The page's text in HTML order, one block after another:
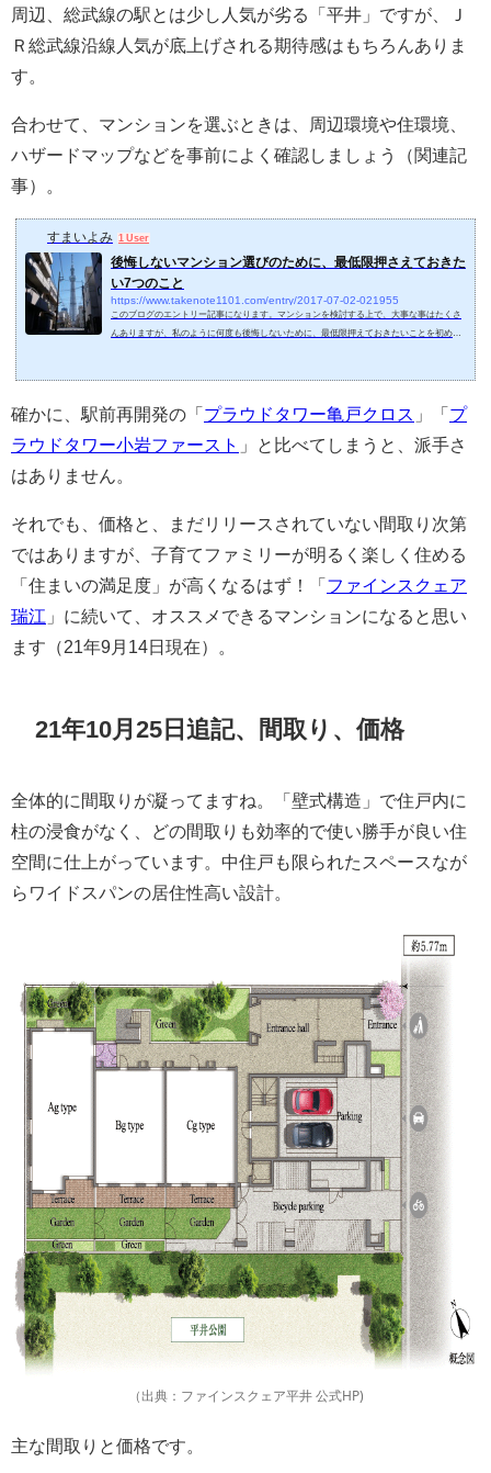
周辺、総武線の駅とは少し人気が劣る「平井」ですが、Ｊ
Ｒ総武線沿線人気が底上げされる期待感はもちろんありま
す。
合わせて、マンションを選ぶときは、周辺環境や住環境、
ハザードマップなどを事前によく確認しましょう（関連記
事）。
すまいよみ 1 User
後悔しないマンション選びのために、最低限押さえておきた
い7つのこと
https://www.takenote1101.com/entry/2017-07-02-021955
このブログのエントリー記事になります。マンションを検討する上で、大事な事はたくさ
んありますが、私のように何度も後悔しないために、最低限押えておきたいことを初めに
ョンを検討する人が第1に決めるべき事は、新築のモデルルーム訪問や中古物件を内見する
前に、明確な予...
確かに、駅前再開発の「 プラウドタワー亀戸クロス 」「 プ
ラウドタワー小岩ファースト
」と比べてしまうと、派手さ
はありません。
それでも、価格と、まだリリースされていない間取り次第
ではありますが、子育てファミリーが明るく楽しく住める
「住まいの満足度」が高くなるはず！「 ファインスクェア
瑞江 」に続いて、オススメできるマンションになると思い
ます（21年9月14日現在）。
21年10月25日追記、間取り、価格
全体的に間取りが凝ってますね。「壁式構造」で住戸内に
柱の浸食がなく、どの間取りも効率的で使い勝手が良い住
空間に仕上がっています。中住戸も限られたスペースなが
らワイドスパンの居住性高い設計。
（出典：ファインスクェア平井 公式HP)
主な間取りと価格です。